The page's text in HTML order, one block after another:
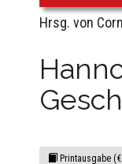
Hrsg. von
Printausgabe